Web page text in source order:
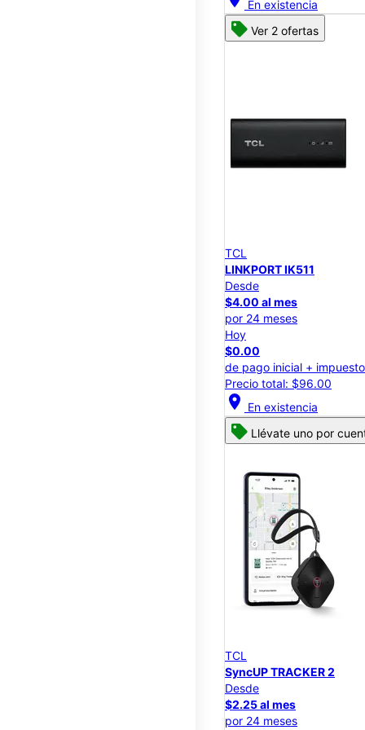
En existencia
Ver 2 ofertas
TCL
LINKPORT IK511
Desde
$4.00 al mes
por 24 meses
Hoy
$0.00
de pago inicial +
Precio total: $96.00
location_on En existencia
Llévate uno por
TCL
SyncUP TRACKER 2
Desde
$2.25 al mes
por 24 meses